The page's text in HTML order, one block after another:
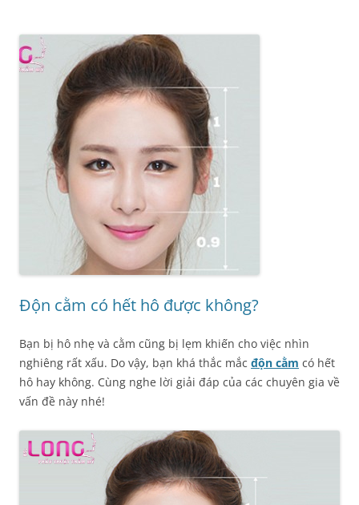
Độn cằm có hết hô được không?
Bạn bị hô nhẹ và cằm cũng bị lẹm khiến cho việc nhìn
nghiêng rất xấu. Do vậy, bạn khá thắc mắc độn cằm có hết
hô hay không. Cùng nghe lời giải đáp của các chuyên gia về
vấn đề này nhé!